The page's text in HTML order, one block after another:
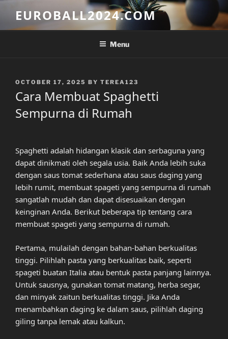
content
EUROBALL2024.COM
Menu
POSTED
OCTOBER 17, 2025 BY TEREA123
Cara Membuat Spaghetti
Sempurna di Rumah
Spaghetti adalah hidangan klasik dan serbaguna yang
dapat dinikmati oleh segala usia. Baik Anda lebih suka
dengan saus tomat sederhana atau saus daging yang
lebih rumit, membuat spageti yang sempurna di rumah
sangatlah mudah dan dapat disesuaikan dengan
keinginan Anda. Berikut beberapa tip tentang cara
membuat spageti yang sempurna di rumah.
Pertama, mulailah dengan bahan-bahan berkualitas
tinggi. Pilihlah pasta yang berkualitas baik, seperti
spageti buatan Italia atau bentuk pasta panjang lainnya.
Untuk sausnya, gunakan tomat matang, herba segar,
dan minyak zaitun berkualitas tinggi. Jika Anda
menambahkan daging ke dalam saus, pilihlah daging
giling tanpa lemak atau kalkun.